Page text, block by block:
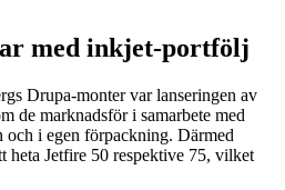
med inkjet-portfölj
Drupa-monter var lanseringen av
de marknadsför i samarbete med
och i egen förpackning. Därmed
heta Jetfire 50 respektive 75, vilket